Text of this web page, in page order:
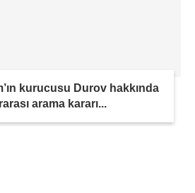
kurucusu Durov hakkında
arama kararı...